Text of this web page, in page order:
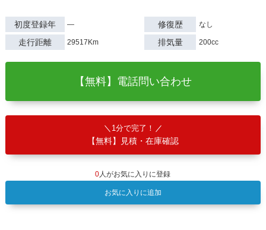
初度登録年 ― 修復歴 なし
走行距離 29517Km 排気量 200cc
【無料】電話問い合わせ
1分で完了！
【無料】見積・在庫確認
0人がお気に入りに登録
お気に入りに追加